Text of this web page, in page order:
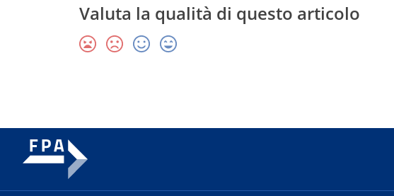
Valuta la qualità di questo articolo